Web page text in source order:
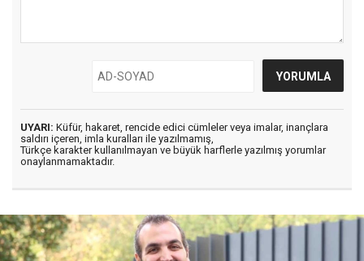
UYARI: Küfür, hakaret, rencide edici cümleler veya imalar, inançlara
saldırı içeren, imla kuralları ile yazılmamış,
Türkçe karakter kullanılmayan ve büyük harflerle yazılmış yorumlar
onaylanmamaktadır.